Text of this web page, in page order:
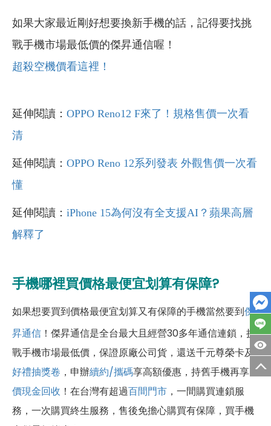
如果大家最近剛好想要換新手機的話，記得要找挑
戰手機市場最低價的傑昇通信喔！
超殺空機價看這裡！
延伸閱讀： OPPO Reno12 F來了！規格售價一次看
清
延伸閱讀： OPPO Reno 12系列發表 外觀售價一次看
懂
延伸閱讀： iPhone 15為何沒有全支援AI？蘋果高層
解釋了
手機哪裡買價格最便宜划算有保障?
如果想要買到價格最便宜划算又有保障的手機當然要到傑
昇通信 ！傑昇通信是全台最大且經營30多年通信連鎖，挑
戰手機市場最低價，保證原廠公司貨，還送千元尊榮卡及
好禮抽獎卷 ，申辦續約/攜碼享高額優惠，持舊手機再享高
價現金回收 ！ 在台灣有超過百間門市 ，一間購買連鎖服
務，一次購買終生服務，售後免擔心購買有保障，買手機